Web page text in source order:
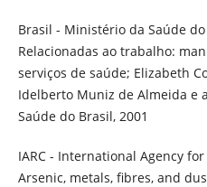
Brasil - Ministério da Saúde
Relacionadas ao trabalho:
serviços de saúde; Elizabeth
Idelberto Muniz de Almeida e
Saúde do Brasil, 2001
IARC - International Agency
Arsenic, metals, fibres, and